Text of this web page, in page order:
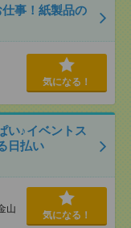
事！紙製品の
気になる！
い♪イベントス
日払い
山
気になる！